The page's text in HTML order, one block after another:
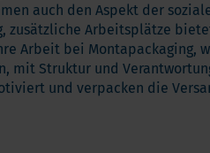
auch den Aspekt der
Arbeitsplätze
Arbeit bei Montapackaging,
Struktur und
und verpacken die